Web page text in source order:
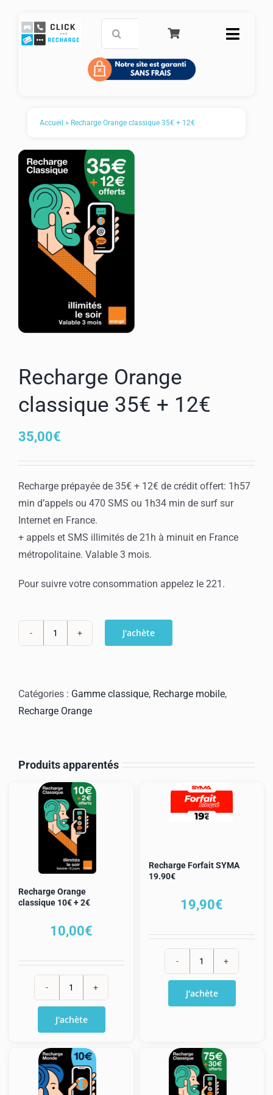
contenu
Toggle
Accueil
Service Clients
Accueil » Recharge Orange classique 35€ + 12€
Recharge Orange
classique 35€ + 12€
35,00€
Recharge prépayée de 35€ + 12€ de crédit offert: 1h57
min d’appels ou 470 SMS ou 1h34 min de surf sur
Internet en France.
+ appels et SMS illimités de 21h à minuit en France
métropolitaine. Valable 3 mois.
Pour suivre votre consommation appelez le 221.
Orange
classique
12€
J'achète
Catégories : Gamme classique, Recharge mobile,
Recharge Orange
Produits apparentés
Recharge Orange
classique 10€ + 2€
10,00€
Recharge
Orange
classique
10€
J'achète
Recharge Forfait SYMA
19.90€
19,90€
Recharge
19.90€
J'achète